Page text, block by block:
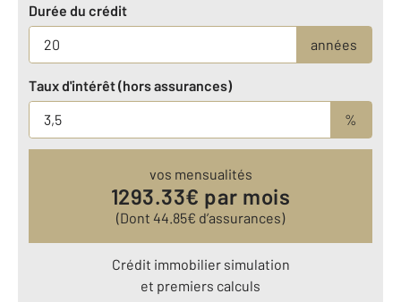
Durée du crédit
années
Taux d'intérêt (hors assurances)
%
vos mensualités
1293.33€ par mois
(Dont 44.85€ d’assurances)
Crédit immobilier simulation
et premiers calculs